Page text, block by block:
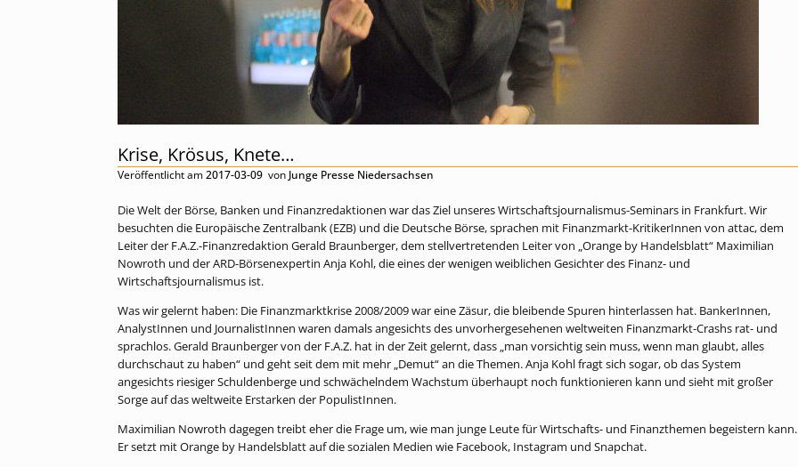
Krise, Krösus, Knete…
Veröffentlicht am2017-03-09 von Junge Presse Niedersachsen
Die Welt der Börse, Banken und Finanzredaktionen war das Ziel unseres Wirtschaftsjournalismus-Seminars in Frankfurt. Wir
besuchten die Europäische Zentralbank (EZB) und die Deutsche Börse, sprachen mit Finanzmarkt-KritikerInnen von attac, dem
Leiter der F.A.Z.-Finanzredaktion Gerald Braunberger, dem stellvertretenden Leiter von „Orange by Handelsblatt“ Maximilian
Nowroth und der ARD-Börsenexpertin Anja Kohl, die eines der wenigen weiblichen Gesichter des Finanz- und
Wirtschaftsjournalismus ist.
Was wir gelernt haben: Die Finanzmarktkrise 2008/2009 war eine Zäsur, die bleibende Spuren hinterlassen hat. BankerInnen,
AnalystInnen und JournalistInnen waren damals angesichts des unvorhergesehenen weltweiten Finanzmarkt-Crashs rat- und
sprachlos. Gerald Braunberger von der F.A.Z. hat in der Zeit gelernt, dass „man vorsichtig sein muss, wenn man glaubt, alles
durchschaut zu haben“ und geht seit dem mit mehr „Demut“ an die Themen. Anja Kohl fragt sich sogar, ob das System
angesichts riesiger Schuldenberge und schwächelndem Wachstum überhaupt noch funktionieren kann und sieht mit großer
Sorge auf das weltweite Erstarken der PopulistInnen.
Maximilian Nowroth dagegen treibt eher die Frage um, wie man junge Leute für Wirtschafts- und Finanzthemen begeistern kann.
Er setzt mit Orange by Handelsblatt auf die sozialen Medien wie Facebook, Instagram und Snapchat.